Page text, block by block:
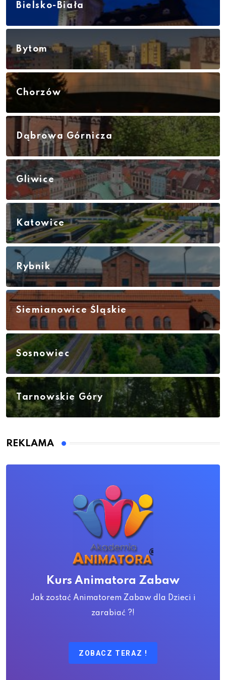
Bielsko-Biała
Bytom
Chorzów
Dąbrowa Górnicza
Gliwice
Katowice
Rybnik
Siemianowice Śląskie
Sosnowiec
Tarnowskie Góry
REKLAMA
Kurs Animatora Zabaw
Jak zostać Animatorem Zabaw dla Dzieci i
zarabiać ?!
ZOBACZ TERAZ !